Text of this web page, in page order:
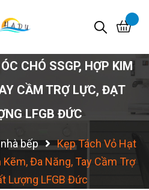
CHÓ SSGP, HỢP KIM
CẦM TRỢ LỰC, ĐẠT
LFGB ĐỨC
bếp
Kẹp Tách Vỏ Hạt
Kẽm, Đa Năng, Tay Cầm Trợ
Lượng LFGB Đức